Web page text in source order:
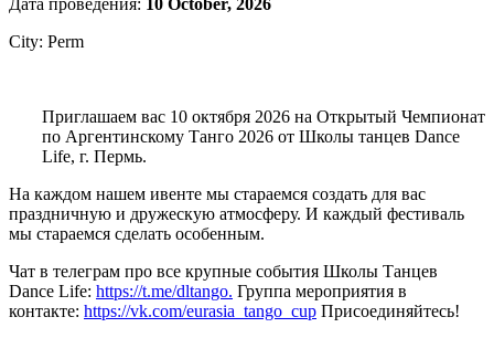
Дата проведения: 10 October, 2026
City: Perm
Приглашаем вас 10 октября 2026 на Открытый Чемпионат
по Аргентинскому Танго 2026 от Школы танцев Dance
Life, г. Пермь.
На каждом нашем ивенте мы стараемся создать для вас
праздничную и дружескую атмосферу. И каждый фестиваль
мы стараемся сделать особенным.
Чат в телеграм про все крупные события Школы Танцев
Dance Life: https://t.me/dltango. Группа мероприятия в
контакте: https://vk.com/eurasia_tango_cup Присоединяйтесь!